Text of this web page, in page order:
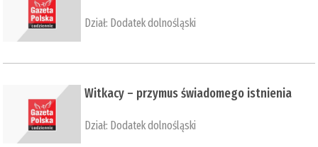
Dział: Dodatek dolnośląski
Witkacy – przymus świadomego istnienia
Dział: Dodatek dolnośląski